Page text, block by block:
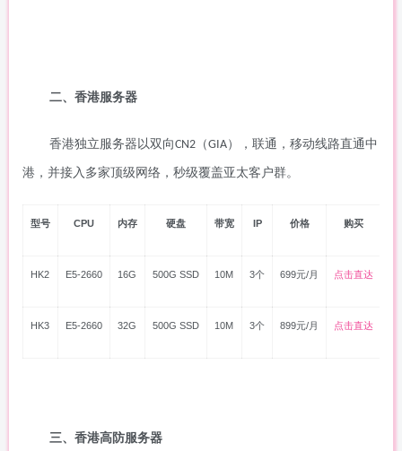
二、 香港服务器
香港独立服务器以双向CN2 （GIA），联通，移动线路直通中
港，并接入多家顶级网络，秒级覆盖亚太客户群。
型号 CPU 内存 硬盘 带宽 IP 价格 购买
HK2 E5-2660 16G 500G SSD 10M 3个 699元/月 点击直达
HK3 E5-2660 32G 500G SSD 10M 3个 899元/月 点击直达
三、香港高防服务器